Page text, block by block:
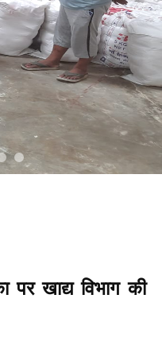
खाद्य विभाग की